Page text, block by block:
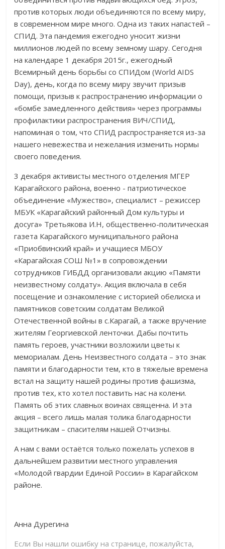
против которых люди объединяются по всему миру,
в современном мире много. Одна из таких напастей –
СПИД. Эта пандемия ежегодно уносит жизни
миллионов людей по всему земному шару. Сегодня
на календаре 1 декабря 2015г., ежегодный
Всемирный день борьбы со СПИДом (World AIDS
Day), день, когда по всему миру звучит призыв
помощи, призыв к распространению информации о
«бомбе замедленного действия» через программы
профилактики распространения ВИЧ/СПИД,
напоминая о том, что СПИД распространяется из-за
нашего невежества и нежелания изменить нормы
своего поведения.
3 декабря активисты местного отделения МГЕР
Карагайского района, военно - патриотическое
объединение «Мужество», специалист – режиссер
МБУК «Карагайский районный Дом культуры и
досуга» Третьякова И.Н, общественно-политическая
газета Карагайского муниципального района
«Приобвинский край» и учащиеся МБОУ
«Карагайская СОШ №1» в сопровождении
сотрудников ГИБДД организовали акцию «Памяти
неизвестному солдату». Акция включала в себя
посещение и ознакомление с историей обелиска и
памятников советским солдатам Великой
Отечественной войны в с.Карагай, а также вручение
жителям Георгиевской ленточки. Дабы почтить
память героев, участники возложили цветы к
мемориалам. День Неизвестного солдата – это знак
памяти и благодарности тем, кто в тяжелые времена
встал на защиту нашей родины против фашизма,
против тех, кто хотел поставить нас на колени.
Память об этих славных воинах священна. И эта
акция – всего лишь малая толика благодарности
защитникам – спасителям нашей Отчизны.
А нам с вами остаётся только пожелать успехов в
дальнейшем развитии местного управления
«Молодой гвардии Единой России» в Карагайском
районе.
Анна Дурегина
Если Вы нашли ошибку на странице, пожалуйста,